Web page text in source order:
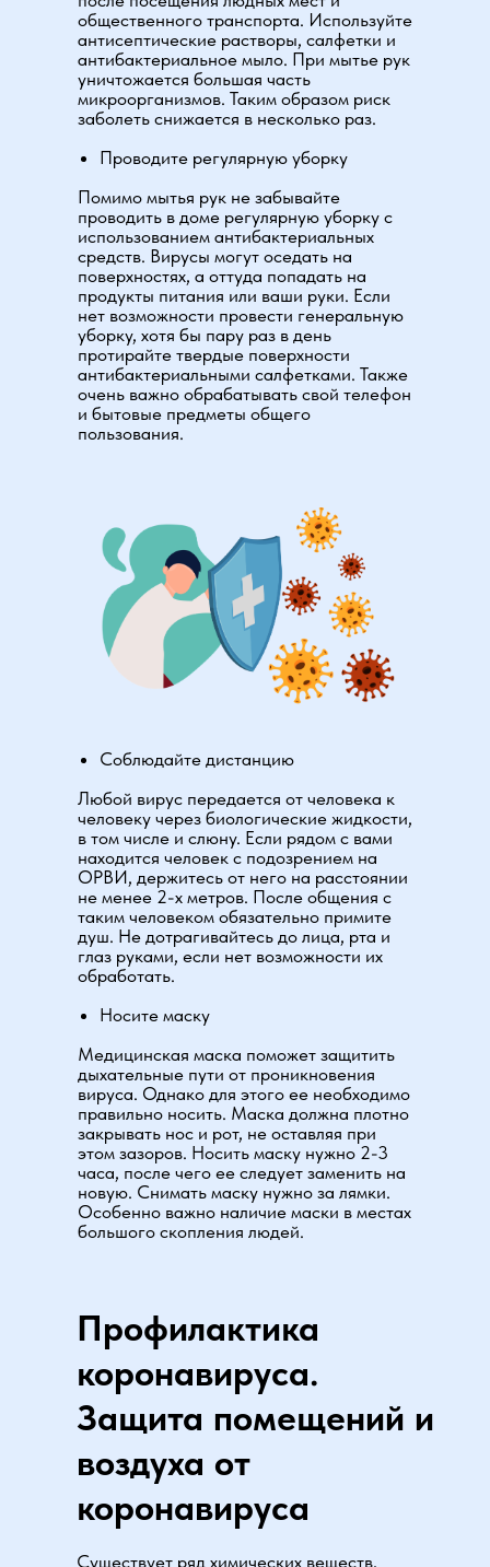
общественного транспорта. Используйте
антисептические растворы, салфетки и
антибактериальное мыло. При мытье рук
уничтожается большая часть
микроорганизмов. Таким образом риск
заболеть снижается в несколько раз.
Проводите регулярную уборку
Помимо мытья рук не забывайте
проводить в доме регулярную уборку с
использованием антибактериальных
средств. Вирусы могут оседать на
поверхностях, а оттуда попадать на
продукты питания или ваши руки. Если
нет возможности провести генеральную
уборку, хотя бы пару раз в день
протирайте твердые поверхности
антибактериальными салфетками. Также
очень важно обрабатывать свой телефон
и бытовые предметы общего
пользования.
Соблюдайте дистанцию
Любой вирус передается от человека к
человеку через биологические жидкости,
в том числе и слюну. Если рядом с вами
находится человек с подозрением на
ОРВИ, держитесь от него на расстоянии
не менее 2-х метров. После общения с
таким человеком обязательно примите
душ. Не дотрагивайтесь до лица, рта и
глаз руками, если нет возможности их
обработать.
Носите маску
Медицинская маска поможет защитить
дыхательные пути от проникновения
вируса. Однако для этого ее необходимо
правильно носить. Маска должна плотно
закрывать нос и рот, не оставляя при
этом зазоров. Носить маску нужно 2-3
часа, после чего ее следует заменить на
новую. Снимать маску нужно за лямки.
Особенно важно наличие маски в местах
большого скопления людей.
Существует ряд химических веществ,
Профилактика
коронавируса.
Защита помещений и
воздуха от
коронавируса